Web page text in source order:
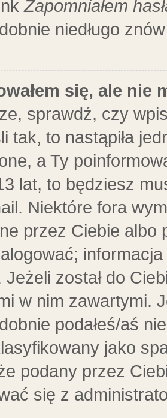
Zapomniałem
niedługo
się, ale nie
sprawdź, czy
tak, to nastąpiła
a Ty
lat, to będziesz
Niektóre fora
przez Ciebie albo
Jeżeli został do
w nim zawartymi.
podałeś/aś
jako
podany przez
się z